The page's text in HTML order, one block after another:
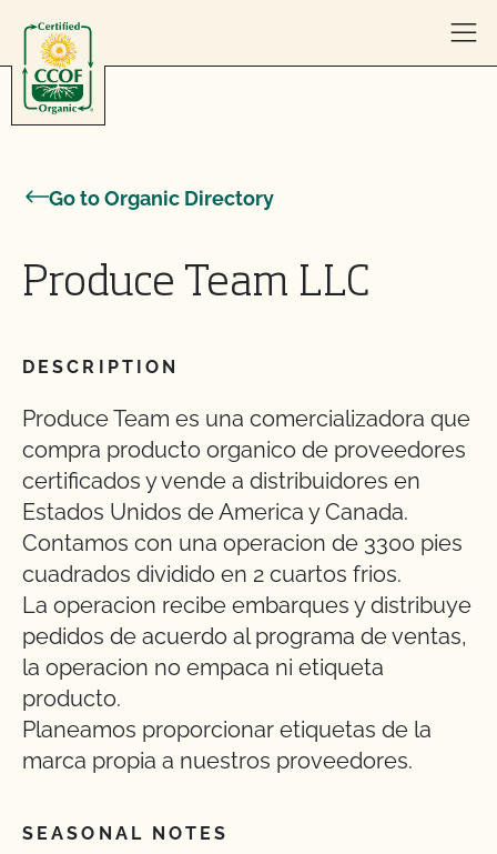
Go to Organic Directory
Produce Team LLC
DESCRIPTION
Produce Team es una comercializadora que
compra producto organico de proveedores
certificados y vende a distribuidores en
Estados Unidos de America y Canada.
Contamos con una operacion de 3300 pies
cuadrados dividido en 2 cuartos frios.
La operacion recibe embarques y distribuye
pedidos de acuerdo al programa de ventas,
la operacion no empaca ni etiqueta
producto.
Planeamos proporcionar etiquetas de la
marca propia a nuestros proveedores.
SEASONAL NOTES